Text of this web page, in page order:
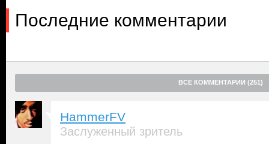
Последние комментарии
ВСЕ КОММЕНТАРИИ (251)
HammerFV
Заслуженный зритель